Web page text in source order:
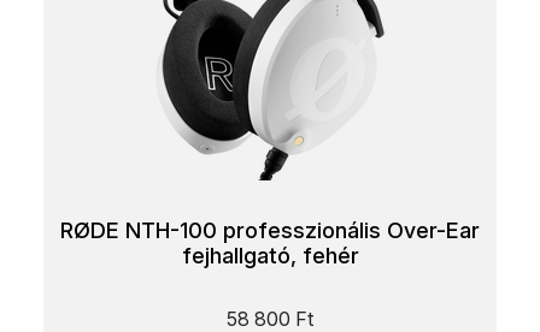
RØDE NTH-100 professzionális Over-Ear
fejhallgató, fehér
58 800 Ft